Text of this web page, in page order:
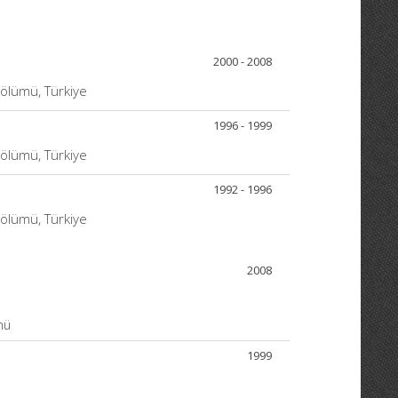
2000 - 2008
Türkiye
1996 - 1999
Türkiye
1992 - 1996
Türkiye
2008
1999